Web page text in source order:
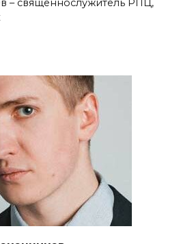
– священнослужитель РПЦ,